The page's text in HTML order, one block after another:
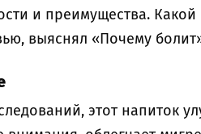
и преимущества.
выяснял «Почему
этот напиток